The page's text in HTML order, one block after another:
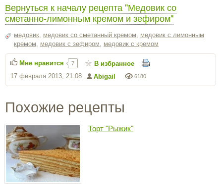
Вернуться к началу рецепта "Медовик со
сметанно-лимонным кремом и зефиром"
медовик, медовик со сметанный кремом, медовик с лимонным
кремом, медовик с зефиром, медовик с кремом
6180
Abigail
17 февраля 2013, 21:08
Мне нравится 7 В избранное
Похожие рецепты
Торт "Рыжик"